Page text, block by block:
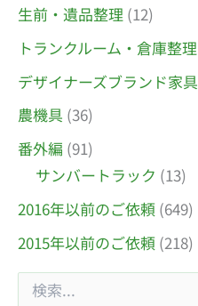
生前・遺品整理 (12)
トランクルーム・倉庫整理
デザイナーズブランド家具
農機具 (36)
番外編 (91)
サンバートラック (13)
2016年以前のご依頼 (649)
2015年以前のご依頼 (218)